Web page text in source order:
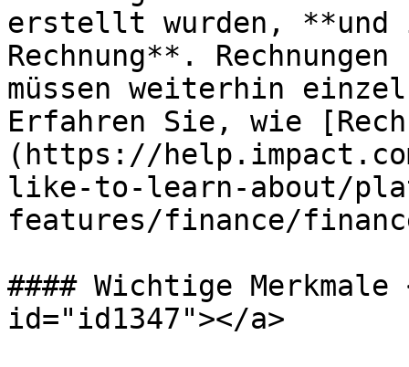
erstellt wurden,
Rechnung**.
müssen weiterhin
Erfahren Sie, wie
(https://
like-to-learn-about/
features/finance/
#### Wichtige
id="id1347"></a>